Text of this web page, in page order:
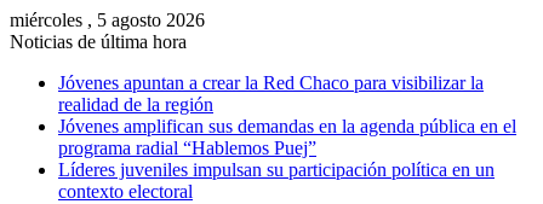
miércoles , 5 agosto 2026
Noticias de última hora
Jóvenes apuntan a crear la Red Chaco para visibilizar la
realidad de la región
Jóvenes amplifican sus demandas en la agenda pública en el
programa radial “Hablemos Puej”
Líderes juveniles impulsan su participación política en un
contexto electoral